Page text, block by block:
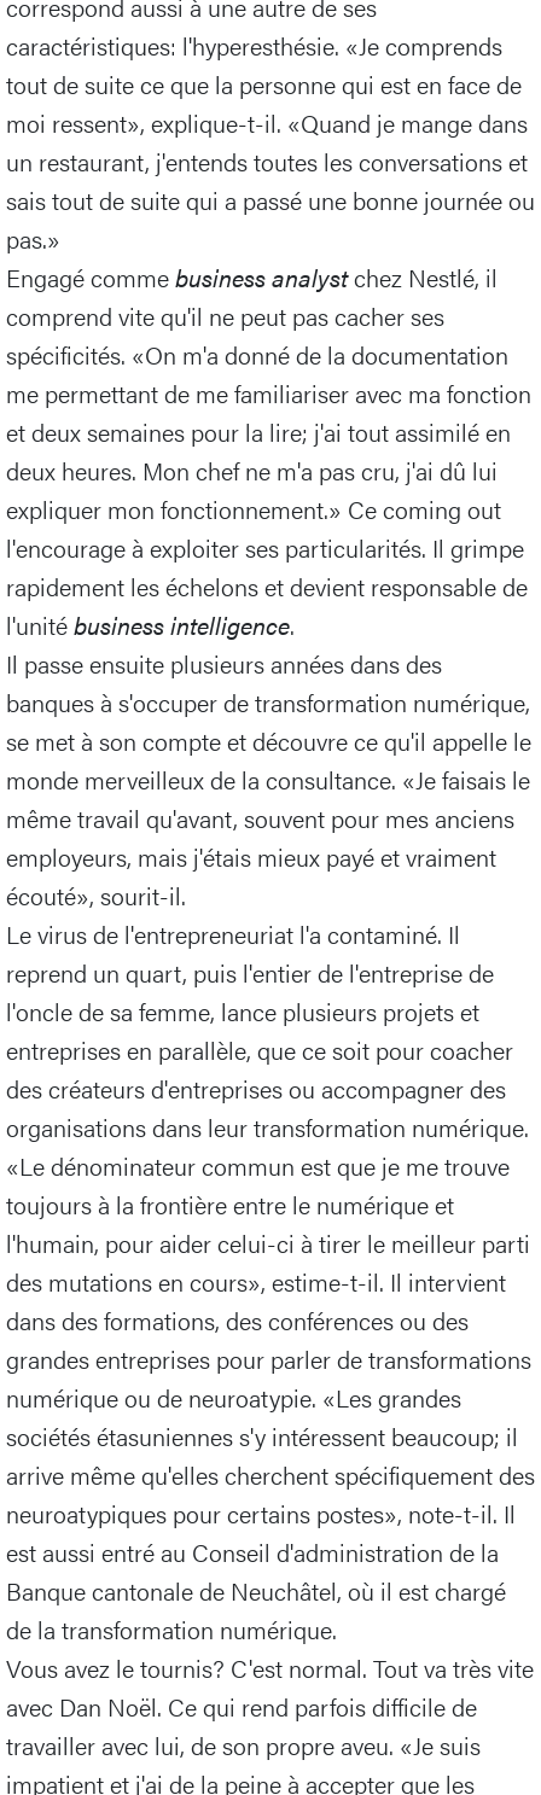
caractéristiques: l'hyperesthésie. «Je comprends
tout de suite ce que la personne qui est en face de
moi ressent», explique-t-il. «Quand je mange dans
un restaurant, j'entends toutes les conversations et
sais tout de suite qui a passé une bonne journée ou
pas.»
Engagé commebusiness analystchez Nestlé, il
comprend vite qu'il ne peut pas cacher ses
spécificités. «On m'a donné de la documentation
me permettant de me familiariser avec ma fonction
et deux semaines pour la lire; j'ai tout assimilé en
deux heures. Mon chef ne m'a pas cru, j'ai dû lui
expliquer mon fonctionnement.» Ce coming out
l'encourage à exploiter ses particularités. Il grimpe
rapidement les échelons et devient responsable de
l'unitébusiness intelligence.
Il passe ensuite plusieurs années dans des
banques à s'occuper de transformation numérique,
se met à son compte et découvre ce qu'il appelle le
monde merveilleux de la consultance. «Je faisais le
même travail qu'avant, souvent pour mes anciens
employeurs, mais j'étais mieux payé et vraiment
écouté», sourit-il.
Le virus de l'entrepreneuriat l'a contaminé. Il
reprend un quart, puis l'entier de l'entreprise de
l'oncle de sa femme, lance plusieurs projets et
entreprises en parallèle, que ce soit pour coacher
des créateurs d'entreprises ou accompagner des
organisations dans leur transformation numérique.
«Le dénominateur commun est que je me trouve
toujours à la frontière entre le numérique et
l'humain, pour aider celui-ci à tirer le meilleur parti
des mutations en cours», estime-t-il. Il intervient
dans des formations, des conférences ou des
grandes entreprises pour parler de transformations
numérique ou de neuroatypie. «Les grandes
sociétés étasuniennes s'y intéressent beaucoup; il
arrive même qu'elles cherchent spécifiquement des
neuroatypiques pour certains postes», note-t-il. Il
est aussi entré au Conseil d'administration de la
Banque cantonale de Neuchâtel, où il est chargé
de la transformation numérique.
Vous avez le tournis? C'est normal. Tout va très vite
avec Dan Noël. Ce qui rend parfois difficile de
travailler avec lui, de son propre aveu. «Je suis
impatient et j'ai de la peine à accepter que les